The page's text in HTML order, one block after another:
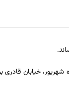
موسی الرضا واقع در خیابان